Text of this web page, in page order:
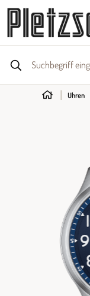
Uhren